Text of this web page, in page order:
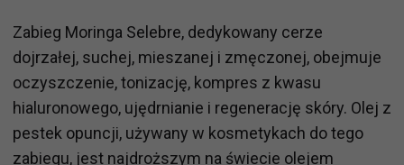
Zabieg Moringa Selebre, dedykowany cerze
dojrzałej, suchej, mieszanej i zmęczonej, obejmuje
oczyszczenie, tonizację, kompres z kwasu
hialuronowego, ujędrnianie i regenerację skóry. Olej z
pestek opuncji, używany w kosmetykach do tego
zabiegu, jest najdroższym na świecie olejem